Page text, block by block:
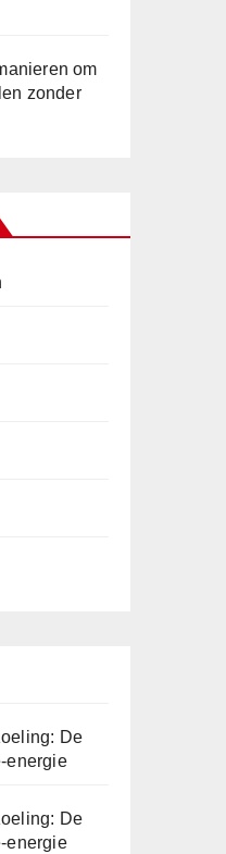
om
zonder
De
energie
De
energie